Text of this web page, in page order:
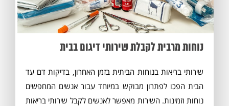
נוחות מרבית לקבלת שירותי דיגום בבית
שירותי בריאות בנוחות הביתית בזמן האחרון, בדיקות דם עד
הבית הפכו לפתרון מבוקש במיוחד עבור אנשים המחפשים
נוחות וזמינות. השירות מאפשר לאנשים לקבל שירותי בריאות